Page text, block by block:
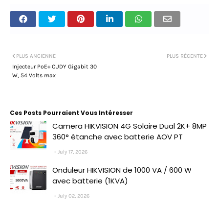
PLUS RÉCENTE
PLUS ANCIENNE
Injecteur PoE+ CUDY Gigabit 30
W, 54 Volts max
Ces Posts Pourraient Vous Intéresser
Camera HIKVISION 4G Solaire Dual 2K+ 8MP
360° étanche avec batterie AOV PT
July 17, 2026
Onduleur HIKVISION de 1000 VA / 600 W
avec batterie (1KVA)
July 02, 2026